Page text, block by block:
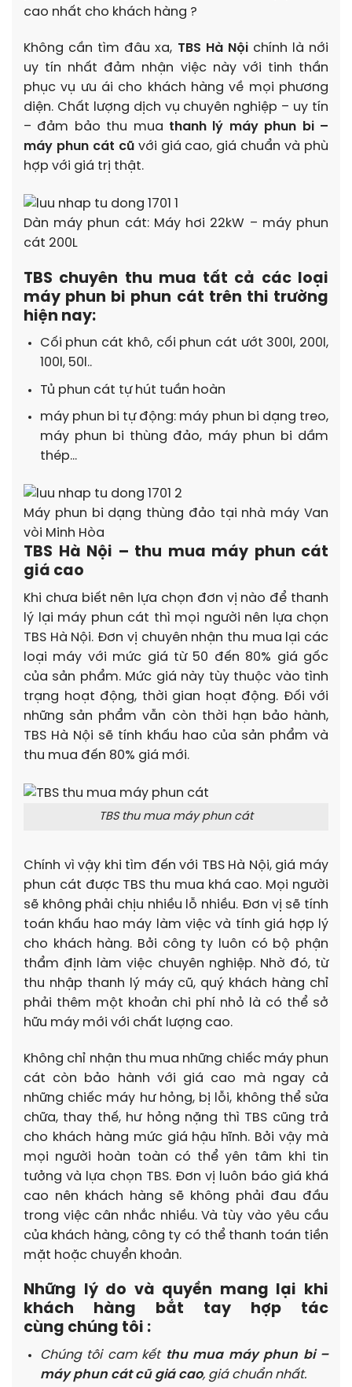
cao nhất cho khách hàng ?
Không cần tìm đâu xa, TBS Hà Nội chính là nới
uy tín nhất đảm nhận việc này với tinh thần
phục vụ ưu ái cho khách hàng về mọi phương
diện. Chất lượng dịch vụ chuyên nghiệp – uy tín
– đảm bảo thu mua thanh lý máy phun bi –
máy phun cát cũvới giá cao, giá chuẩn và phù
hợp với giá trị thật.
Dàn máy phun cát: Máy hơi 22kW – máy phun
cát 200L
TBS chuyên thu mua tất cả các loại
máy phun bi phun cát trên thi trường
hiện nay:
Cối phun cát khô, cối phun cát ướt 300l, 200l,
100l, 50l..
Tủ phun cát tự hút tuần hoàn
máy phun bi tự động: máy phun bi dạng treo,
máy phun bi thùng đảo, máy phun bi dầm
thép…
Máy phun bi dạng thùng đảo tại nhà máy Van
vòi Minh Hòa
TBS Hà Nội – thu mua máy phun cát
giá cao
Khi chưa biết nên lựa chọn đơn vị nào để thanh
lý lại máy phun cát thì mọi người nên lựa chọn
TBS Hà Nội. Đơn vị chuyên nhận thu mua lại các
loại máy với mức giá từ 50 đến 80% giá gốc
của sản phẩm. Mức giá này tùy thuộc vào tình
trạng hoạt động, thời gian hoạt động. Đối với
những sản phẩm vẫn còn thời hạn bảo hành,
TBS Hà Nội sẽ tính khấu hao của sản phẩm và
thu mua đến 80% giá mới.
TBS thu mua máy phun cát
Chính vì vậy khi tìm đến với TBS Hà Nội, giá máy
phun cát được TBS thu mua khá cao. Mọi người
sẽ không phải chịu nhiều lỗ nhiều. Đơn vị sẽ tính
toán khấu hao máy làm việc và tính giá hợp lý
cho khách hàng. Bởi công ty luôn có bộ phận
thẩm định làm việc chuyên nghiệp. Nhờ đó, từ
thu nhập thanh lý máy cũ, quý khách hàng chỉ
phải thêm một khoản chi phí nhỏ là có thể sở
hữu máy mới với chất lượng cao.
Không chỉ nhận thu mua những chiếc máy phun
cát còn bảo hành với giá cao mà ngay cả
những chiếc máy hư hỏng, bị lỗi, không thể sửa
chữa, thay thế, hư hỏng nặng thì TBS cũng trả
cho khách hàng mức giá hậu hĩnh. Bởi vậy mà
mọi người hoàn toàn có thể yên tâm khi tin
tưởng và lựa chọn TBS. Đơn vị luôn báo giá khá
cao nên khách hàng sẽ không phải đau đầu
trong việc cân nhắc nhiều. Và tùy vào yêu cầu
của khách hàng, công ty có thể thanh toán tiền
mặt hoặc chuyển khoản.
Những lý do và quyền mang lại khi
khách hàng bắt tay hợp tác
cùng chúng tôi :
Chúng tôi cam kết thu mua máy phun bi –
máy phun cát cũ giá cao, giá chuẩn nhất.